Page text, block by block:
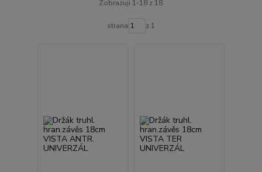
Zobrazuji 1-18 z 18
strana z 1